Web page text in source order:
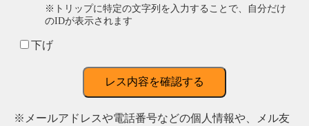
※トリップに特定の文字列を入力することで、自分だけ
のIDが表示されます
下げ
レス内容を確認する
※メールアドレスや電話番号などの個人情報や、メル友